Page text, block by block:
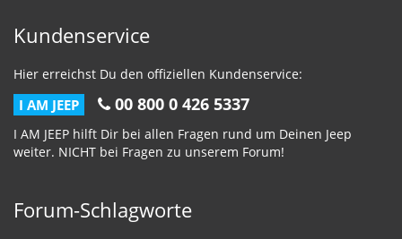
Kundenservice
Hier erreichst Du den offiziellen Kundenservice:
I AM JEEP 00 800 0 426 5337
I AM JEEP hilft Dir bei allen Fragen rund um Deinen Jeep
weiter. NICHT bei Fragen zu unserem Forum!
Forum-Schlagworte